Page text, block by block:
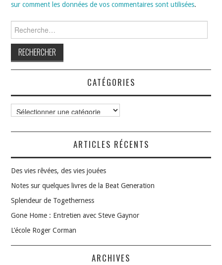
sur comment les données de vos commentaires sont utilisées.
CATÉGORIES
Catégories
ARTICLES RÉCENTS
Des vies rêvées, des vies jouées
Notes sur quelques livres de la Beat Generation
Splendeur de Togetherness
Gone Home : Entretien avec Steve Gaynor
L’école Roger Corman
ARCHIVES